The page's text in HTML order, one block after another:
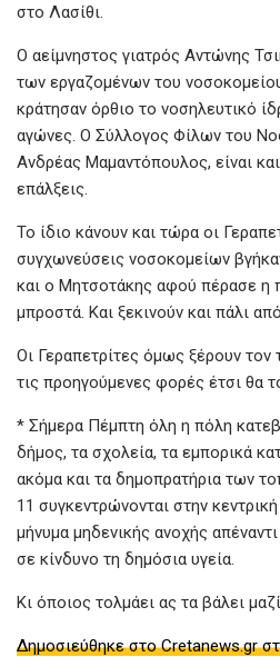
στο Λασίθι.
Ο αείμνηστος γιατρός Αντώνης
των εργαζομένων του
κράτησαν όρθιο το νοσηλευτικό
αγώνες. Ο Σύλλογος Φίλων του
Ανδρέας Μαμαντόπουλος, είναι
επάλξεις.
Το ίδιο κάνουν και τώρα οι
συγχωνεύσεις νοσοκομείων
και ο Μητσοτάκης αφού πέρασε η
μπροστά. Και ξεκινούν και πάλι
Οι Γεραπετρίτες όμως ξέρουν
τις προηγούμενες φορές έτσι θα
* Σήμερα Πέμπτη όλη η πόλη
δήμος, τα σχολεία, τα εμπορικά
ακόμα και τα δημοπρατήρια των
11 συγκεντρώνονται στην
μήνυμα μηδενικής ανοχής
σε κίνδυνο τη δημόσια υγεία.
Κι όποιος τολμάει ας τα βάλει
Δημοσιεύθηκε στο Cretanews.gr